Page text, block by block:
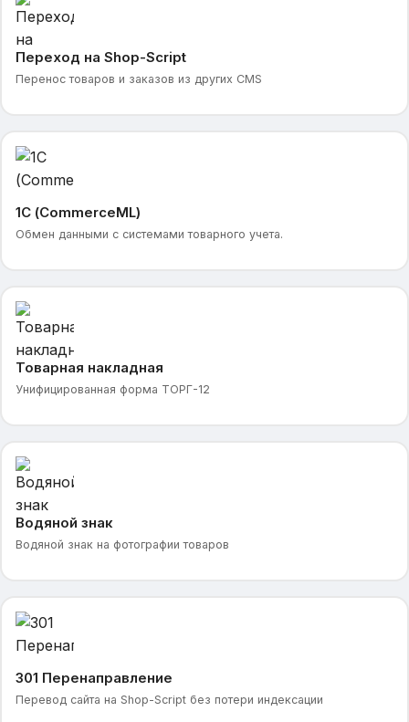
Переход на Shop-Script
Перенос товаров и заказов из других CMS
1С (CommerceML)
Обмен данными с системами товарного учета.
Товарная накладная
Унифицированная форма ТОРГ-12
Водяной знак
Водяной знак на фотографии товаров
301 Перенаправление
Перевод сайта на Shop-Script без потери индексации